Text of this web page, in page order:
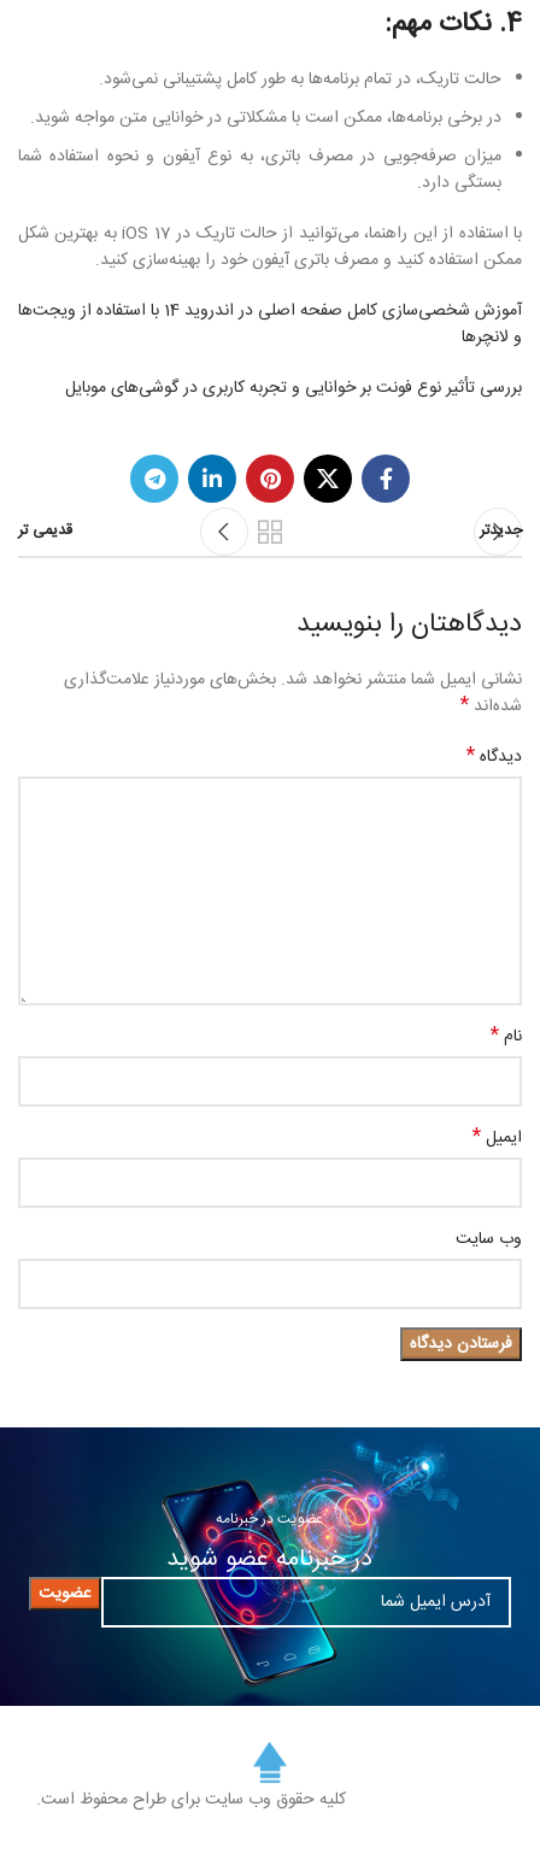
4. نکات مهم:
حالت تاریک، در تمام برنامه‌ها به طور کامل پشتیبانی نمی‌شود.
در برخی برنامه‌ها، ممکن است با مشکلاتی در خوانایی متن مواجه شوید.
میزان صرفه‌جویی در مصرف باتری، به نوع آیفون و نحوه استفاده شما
بستگی دارد.
با استفاده از این راهنما، می‌توانید از حالت تاریک در iOS 17 به بهترین شکل
ممکن استفاده کنید و مصرف باتری آیفون خود را بهینه‌سازی کنید.
آموزش شخصی‌سازی کامل صفحه اصلی در اندروید 14 با استفاده از ویجت‌ها
و لانچرها
بررسی تأثیر نوع فونت بر خوانایی و تجربه کاربری در گوشی‌های موبایل
جدیدتر قدیمی تر
دیدگاهتان را بنویسید
نشانی ایمیل شما منتشر نخواهد شد. بخش‌های موردنیاز علامت‌گذاری
شده‌اند *
دیدگاه*
نام*
ایمیل*
وب‌ سایت
عضویت در خبرنامه
در خبرنامه عضو شوید
کلیه حقوق وب سایت برای طراح محفوظ است.